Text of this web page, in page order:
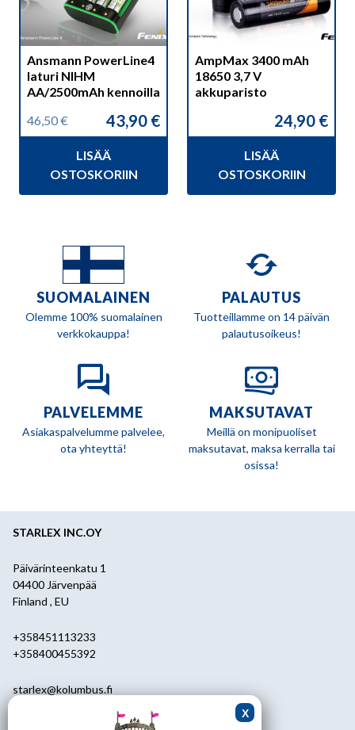
Ansmann PowerLine4
laturi NIHM
AA/2500mAh kennoilla
46,50€
Alkuperäinen
hinta
46,50 €.
43,90 €
Nykyinen
hinta
43,90 €.
LISÄÄ
OSTOSKORIIN
AmpMax 3400 mAh
18650 3,7 V
akkuparisto
24,90 €
LISÄÄ
OSTOSKORIIN
SUOMALAINEN
Olemme 100% suomalainen
verkkokauppa!
PALAUTUS
Tuotteillamme on 14 päivän
palautusoikeus!
PALVELEMME
Asiakaspalvelumme palvelee,
ota yhteyttä!
MAKSUTAVAT
Meillä on monipuoliset
maksutavat, maksa kerralla tai
osissa!
STARLEX INC.OY
Päivärinteenkatu 1
04400 Järvenpää
Finland , EU
+358451113233
+358400455392
starlex@kolumbus.fi